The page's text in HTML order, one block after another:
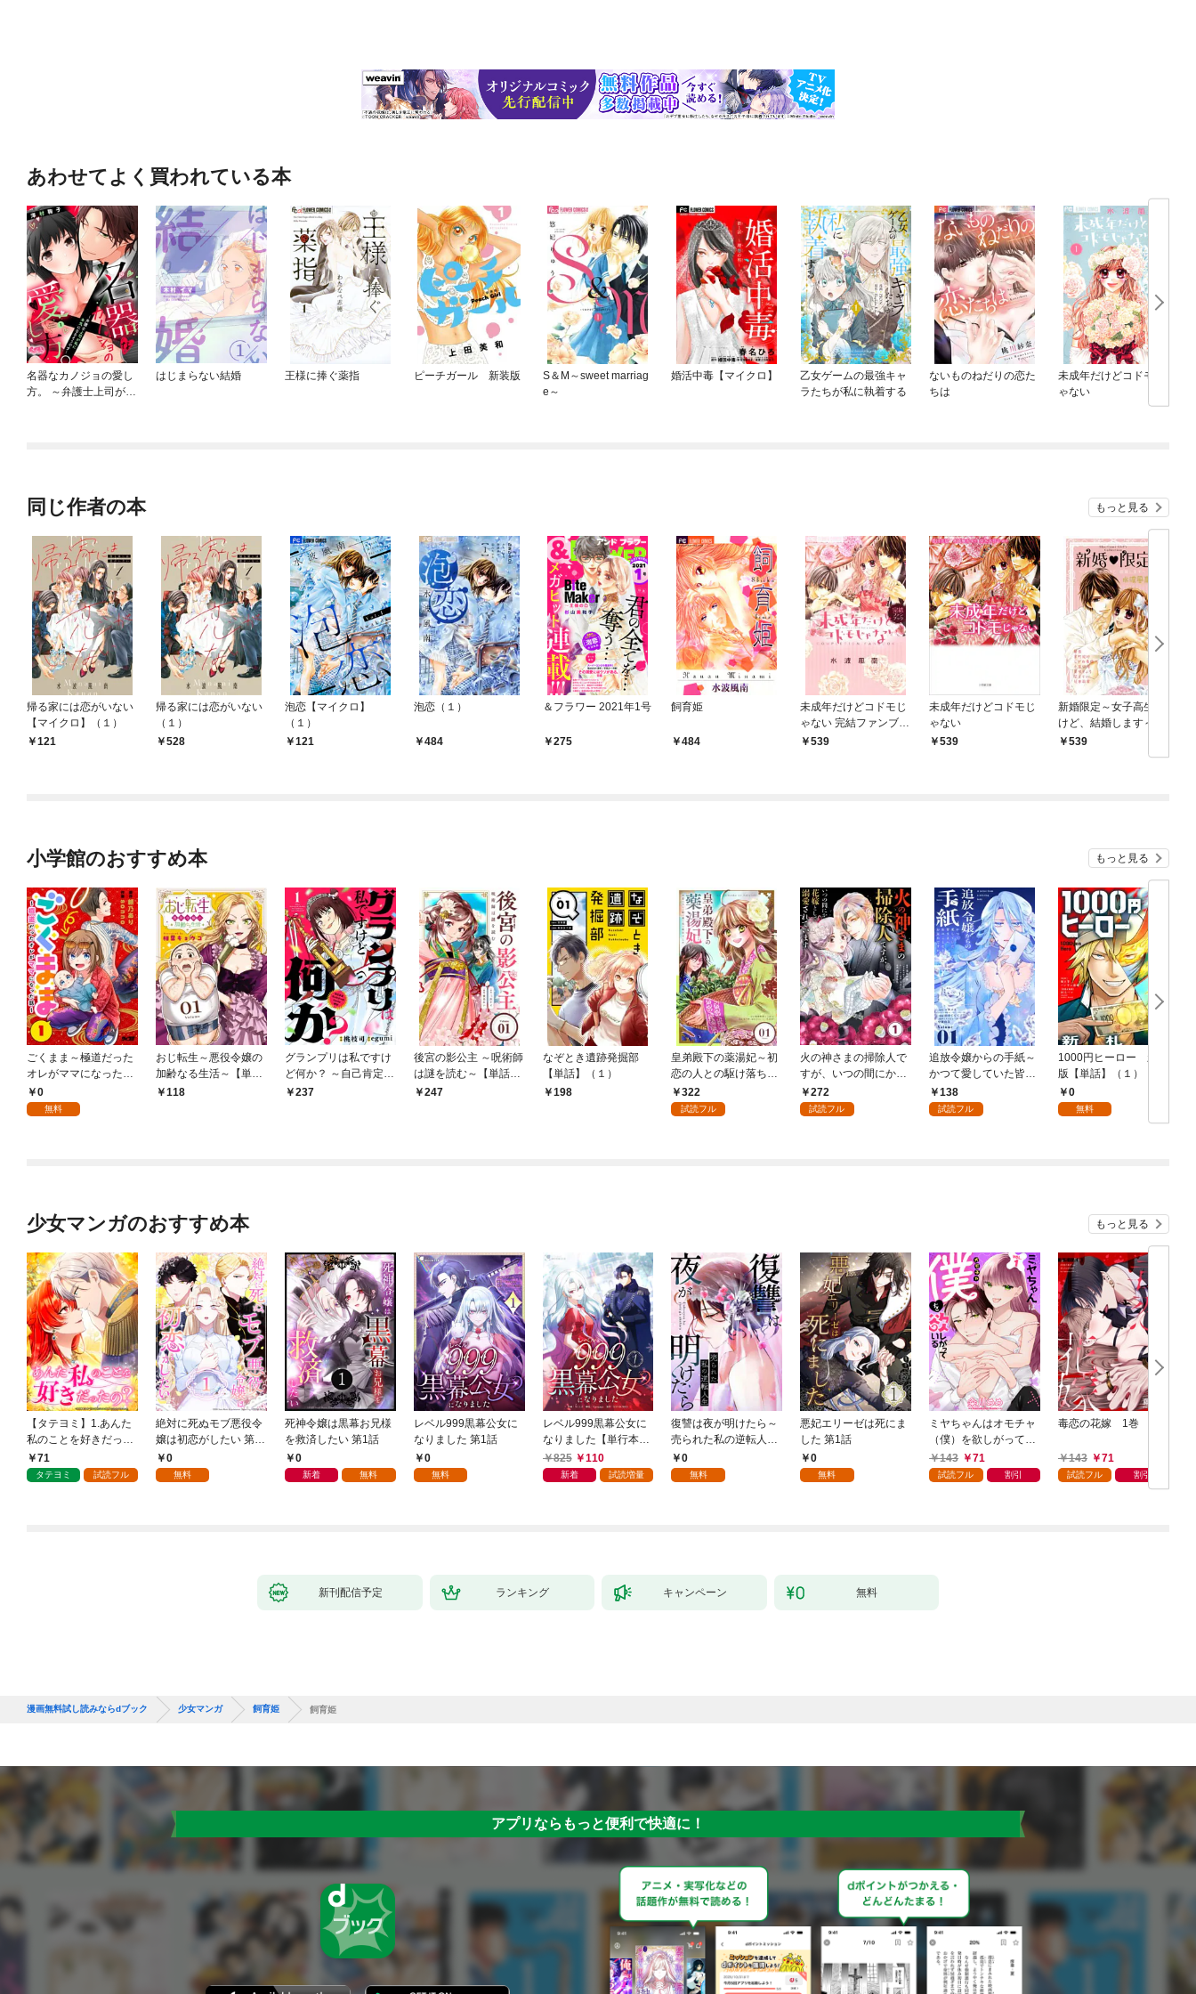
あわせてよく買われている本
名器なカノジョの愛し
方。 ～弁護士上司が私
はじまらない結婚 王様に捧ぐ薬指 ピーチガール 新装版
S＆M～sweet marriag
e～
婚活中毒【マイクロ】
乙女ゲームの最強キャ
ラたちが私に執着する
ないものねだりの恋た
ちは
未成年だけどコドモじ
ゃない
同じ作者の本 もっと見る
帰る家には恋がいない
【マイクロ】（１）
121
帰る家には恋がいない
（１）
528
泡恋【マイクロ】
（１）
121
泡恋（１）
484
＆フラワー 2021年1号
275
飼育姫
484
未成年だけどコドモじ
ゃない 完結ファンブッ
ク539
未成年だけどコドモじ
ゃない
539
新婚限定～女子高生だ
けど、結婚します～
539
小学館のおすすめ本 もっと見る
ごくまま～極道だった
オレがママになった話
～【単話】（１）
0
無料
おじ転生～悪役令嬢の
加齢なる生活～【単
話】（１）
118
グランプリは私ですけ
ど何か？ ～自己肯定モ
ンスターのミスコン無
237
後宮の影公主 ～呪術師
は謎を読む～【単話】
（１）
247
なぞとき遺跡発掘部
【単話】（１）
198
皇弟殿下の薬湯妃～初
恋の人との駆け落ち先
は後宮でした～【単
話】（１）
322
試読フル
火の神さまの掃除人で
すが、いつの間にか花
嫁として溺愛されてい
ます【単話】（１）
272
試読フル
追放令嬢からの手紙～
かつて愛していた皆さ
まへ 私のことなどお忘
れですか？～【単話】
138
試読フル
1000円ヒーロー 新札
版【単話】（１）
0
無料
少女マンガのおすすめ本 もっと見る
【タテヨミ】1.あんた
私のことを好きだった
の？
71
タテヨミ 試読フル
絶対に死ぬモブ悪役令
嬢は初恋がしたい 第1
話0
無料
死神令嬢は黒幕お兄様
を救済したい 第1話
0
新着 無料
レベル999黒幕公女に
なりました 第1話
0
無料
レベル999黒幕公女に
なりました【単行本
版】 1巻
825 110
新着 試読増量
復讐は夜が明けたら～
売られた私の逆転人生
(1)0
無料
悪妃エリーゼは死にま
した 第1話
0
無料
ミヤちゃんはオモチャ
（僕）を欲しがってい
る 1巻
143 71
試読フル 割引
毒恋の花嫁 1巻
143 71
試読フル 割引
新刊配信予定 ランキング キャンペーン 無料
漫画無料試し読みならdブック 少女マンガ 飼育姫 飼育姫
アプリならもっと便利で快適に！